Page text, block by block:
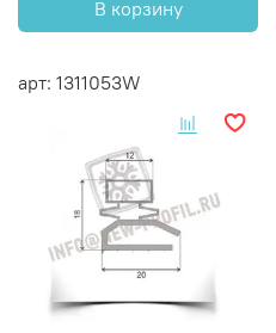
В корзину
арт: 1311053W